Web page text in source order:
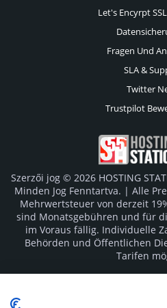
Let's Encyrpt
Fragen Und
SLA &
Twitter
Trustpilot
Szerzői jog © 2026 HOSTING
Minden Jog Fenntartva. | Alle
Mehrwertsteuer von derzeit
sind Monatsgebühren und für
im Voraus fällig. Individuelle
Behörden und Öffentlichen
Tarifen
Hersteller.